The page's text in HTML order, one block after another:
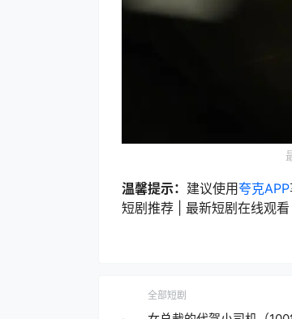
温馨提示： 建议使用夸克APP
短剧推荐 | 最新短剧在线观
全部短剧